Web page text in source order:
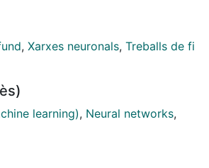
was trained on a dataset with
and tested on two types of
dataset with ground truth and a
of deep learning to
2D classification methods in
, Xarxes neuronals, Treballs de fi
learning), Neural networks,